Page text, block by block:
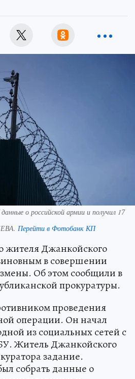
о российской армии и получил 17
Перейти в Фотобанк КП
жителя Джанкойского
в совершении
Об этом сообщили в
прокуратуры.
проведения
операции. Он начал
из социальных сетей с
Житель Джанкойского
задание.
собрать данные о